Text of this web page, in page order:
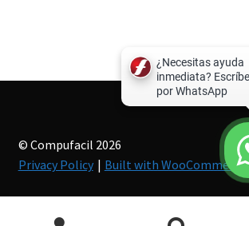
© Compufacil 2026
Privacy Policy
Built with WooCommerce.
Búsqueda